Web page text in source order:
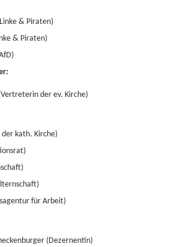
& Piraten)
& Piraten)
der ev. Kirche)
kath. Kirche)
für Arbeit)
(Dezernentin)